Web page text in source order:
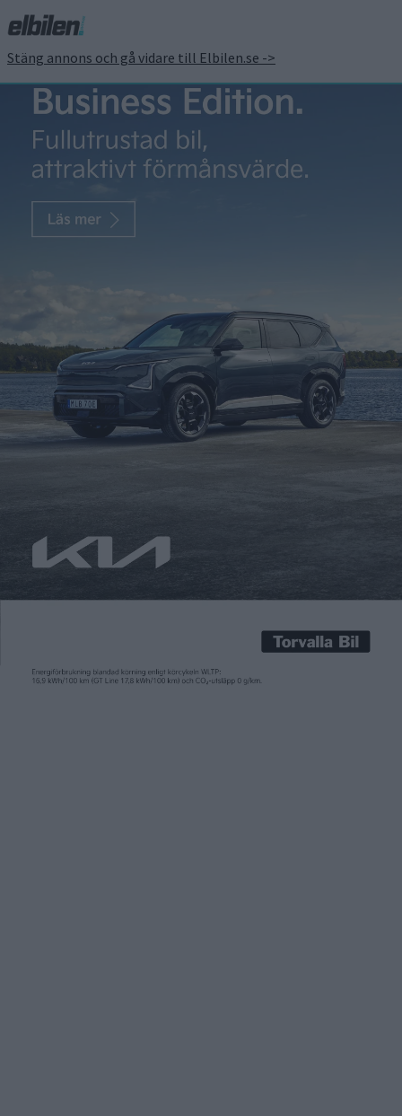
Stäng annons och gå vidare till Elbilen.se ->
Priset klart – det kostar
fyrhjulsdrivna Kia EV5 GT
Carl Undéhn 6 jul 2026
också priset för EV5 GT som kostar från 699 900 kronor, eller
639 900 kronor i Business Edition-utförande som tjänstebil. Kia
Under bilsalongen i Bryssel visades den koreanska tillverkaren
också priset för EV5 GT som kostar från 699 900 kronor, eller